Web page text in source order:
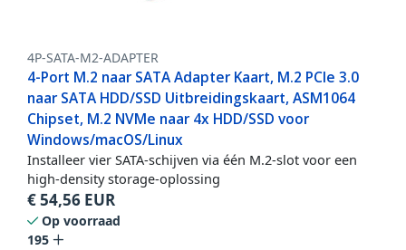
4P-SATA-M2-ADAPTER
4-Port M.2 naar SATA Adapter Kaart, M.2 PCIe 3.0
naar SATA HDD/SSD Uitbreidingskaart, ASM1064
Chipset, M.2 NVMe naar 4x HDD/SSD voor
Windows/macOS/Linux
Installeer vier SATA-schijven via één M.2-slot voor een
high-density storage-oplossing
€54,56 EUR
Op voorraad
195